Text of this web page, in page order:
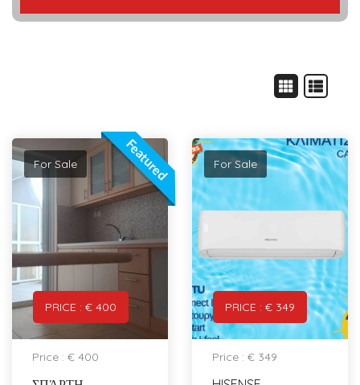
Featured
PRICE : € 400
For Sale
Price : € 400
PRICE : € 349
For Sale
Price : € 349